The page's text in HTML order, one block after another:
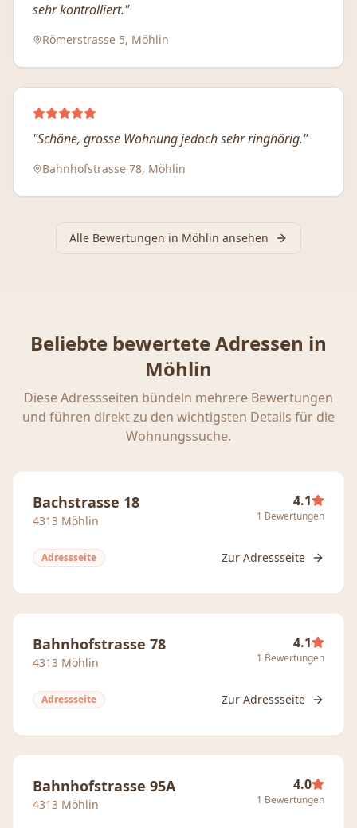
sehr kontrolliert."
Römerstrasse 5, Möhlin
"Schöne, grosse Wohnung jedoch sehr ringhörig."
Bahnhofstrasse 78, Möhlin
Alle Bewertungen in Möhlin ansehen
Beliebte bewertete Adressen in
Möhlin
Diese Adressseiten bündeln mehrere Bewertungen
und führen direkt zu den wichtigsten Details für die
Wohnungssuche.
Bachstrasse 18
4313 Möhlin
4.1
1 Bewertungen
Adressseite Zur Adressseite
Bahnhofstrasse 78
4313 Möhlin
4.1
1 Bewertungen
Adressseite Zur Adressseite
Bahnhofstrasse 95A
4313 Möhlin
4.0
1 Bewertungen